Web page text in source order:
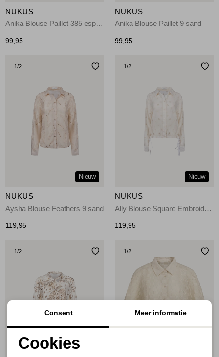
NUKUS
Anika Blouse Paillet 385 espresso
99,95
NUKUS
Anika Blouse Paillet 9 sand
99,95
1/2
Nieuw
NUKUS
Aysha Blouse Feathers 9 sand
119,95
1/2
Nieuw
NUKUS
Ally Blouse Square Embroidery 17 off white
119,95
1/2 1/2
Consent Meer informatie
Cookies